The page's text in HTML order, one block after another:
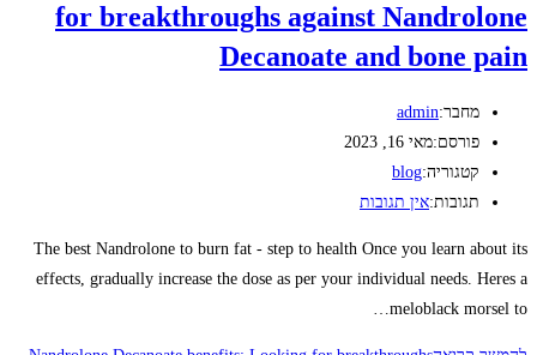
for breakthroughs against Nandrolone
Decanoate and bone pain
מחבר:admin
פורסם:מאי 16, 2023
קטגוריה:blog
תגובות:אין תגובות
The best Nandrolone to burn fat - step to health Once you learn about its
effects, gradually increase the dose as per your individual needs. Heres a
meloblack morsel to…